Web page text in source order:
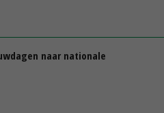
naar nationale